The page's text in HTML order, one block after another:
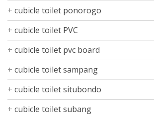
cubicle toilet ponorogo
cubicle toilet PVC
cubicle toilet pvc board
cubicle toilet sampang
cubicle toilet situbondo
cubicle toilet subang